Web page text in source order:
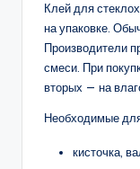
Клей для
на упаковке.
Производители
смеси. При
вторых — на
Необходимые
кисточка,